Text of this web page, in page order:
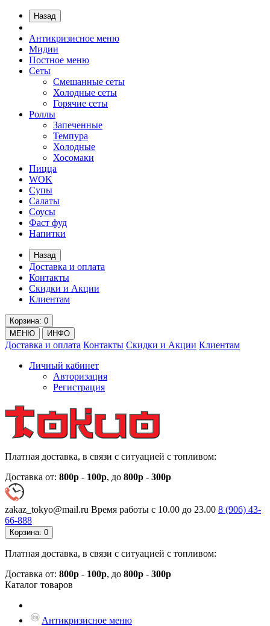
Назад
Антикризисное меню
Мидии
Постное меню
Сеты
Смешанные сеты
Холодные сеты
Горячие сеты
Роллы
Запеченные
Темпура
Холодные
Хосомаки
Пицца
WOK
Супы
Салаты
Соусы
Фаст фуд
Напитки
Назад
Доставка и оплата
Контакты
Скидки и Акции
Клиентам
Корзина: 0
МЕНЮ
ИНФО
Доставка и оплата Контакты Скидки и Акции Клиентам
Личный кабинет
Авторизация
Регистрация
Платная доставка, в связи с ситуацией с топливом:
Доставка от: 800р - 100р, до 800р - 300р
zakaz_tokyo@mail.ru Время работы с 10.00 до 23.00 8 (906) 43-
66-888
Корзина: 0
Платная доставка, в связи с ситуацией с топливом:
Доставка от: 800р - 100р, до 800р - 300р
Каталог товаров
Антикризисное меню